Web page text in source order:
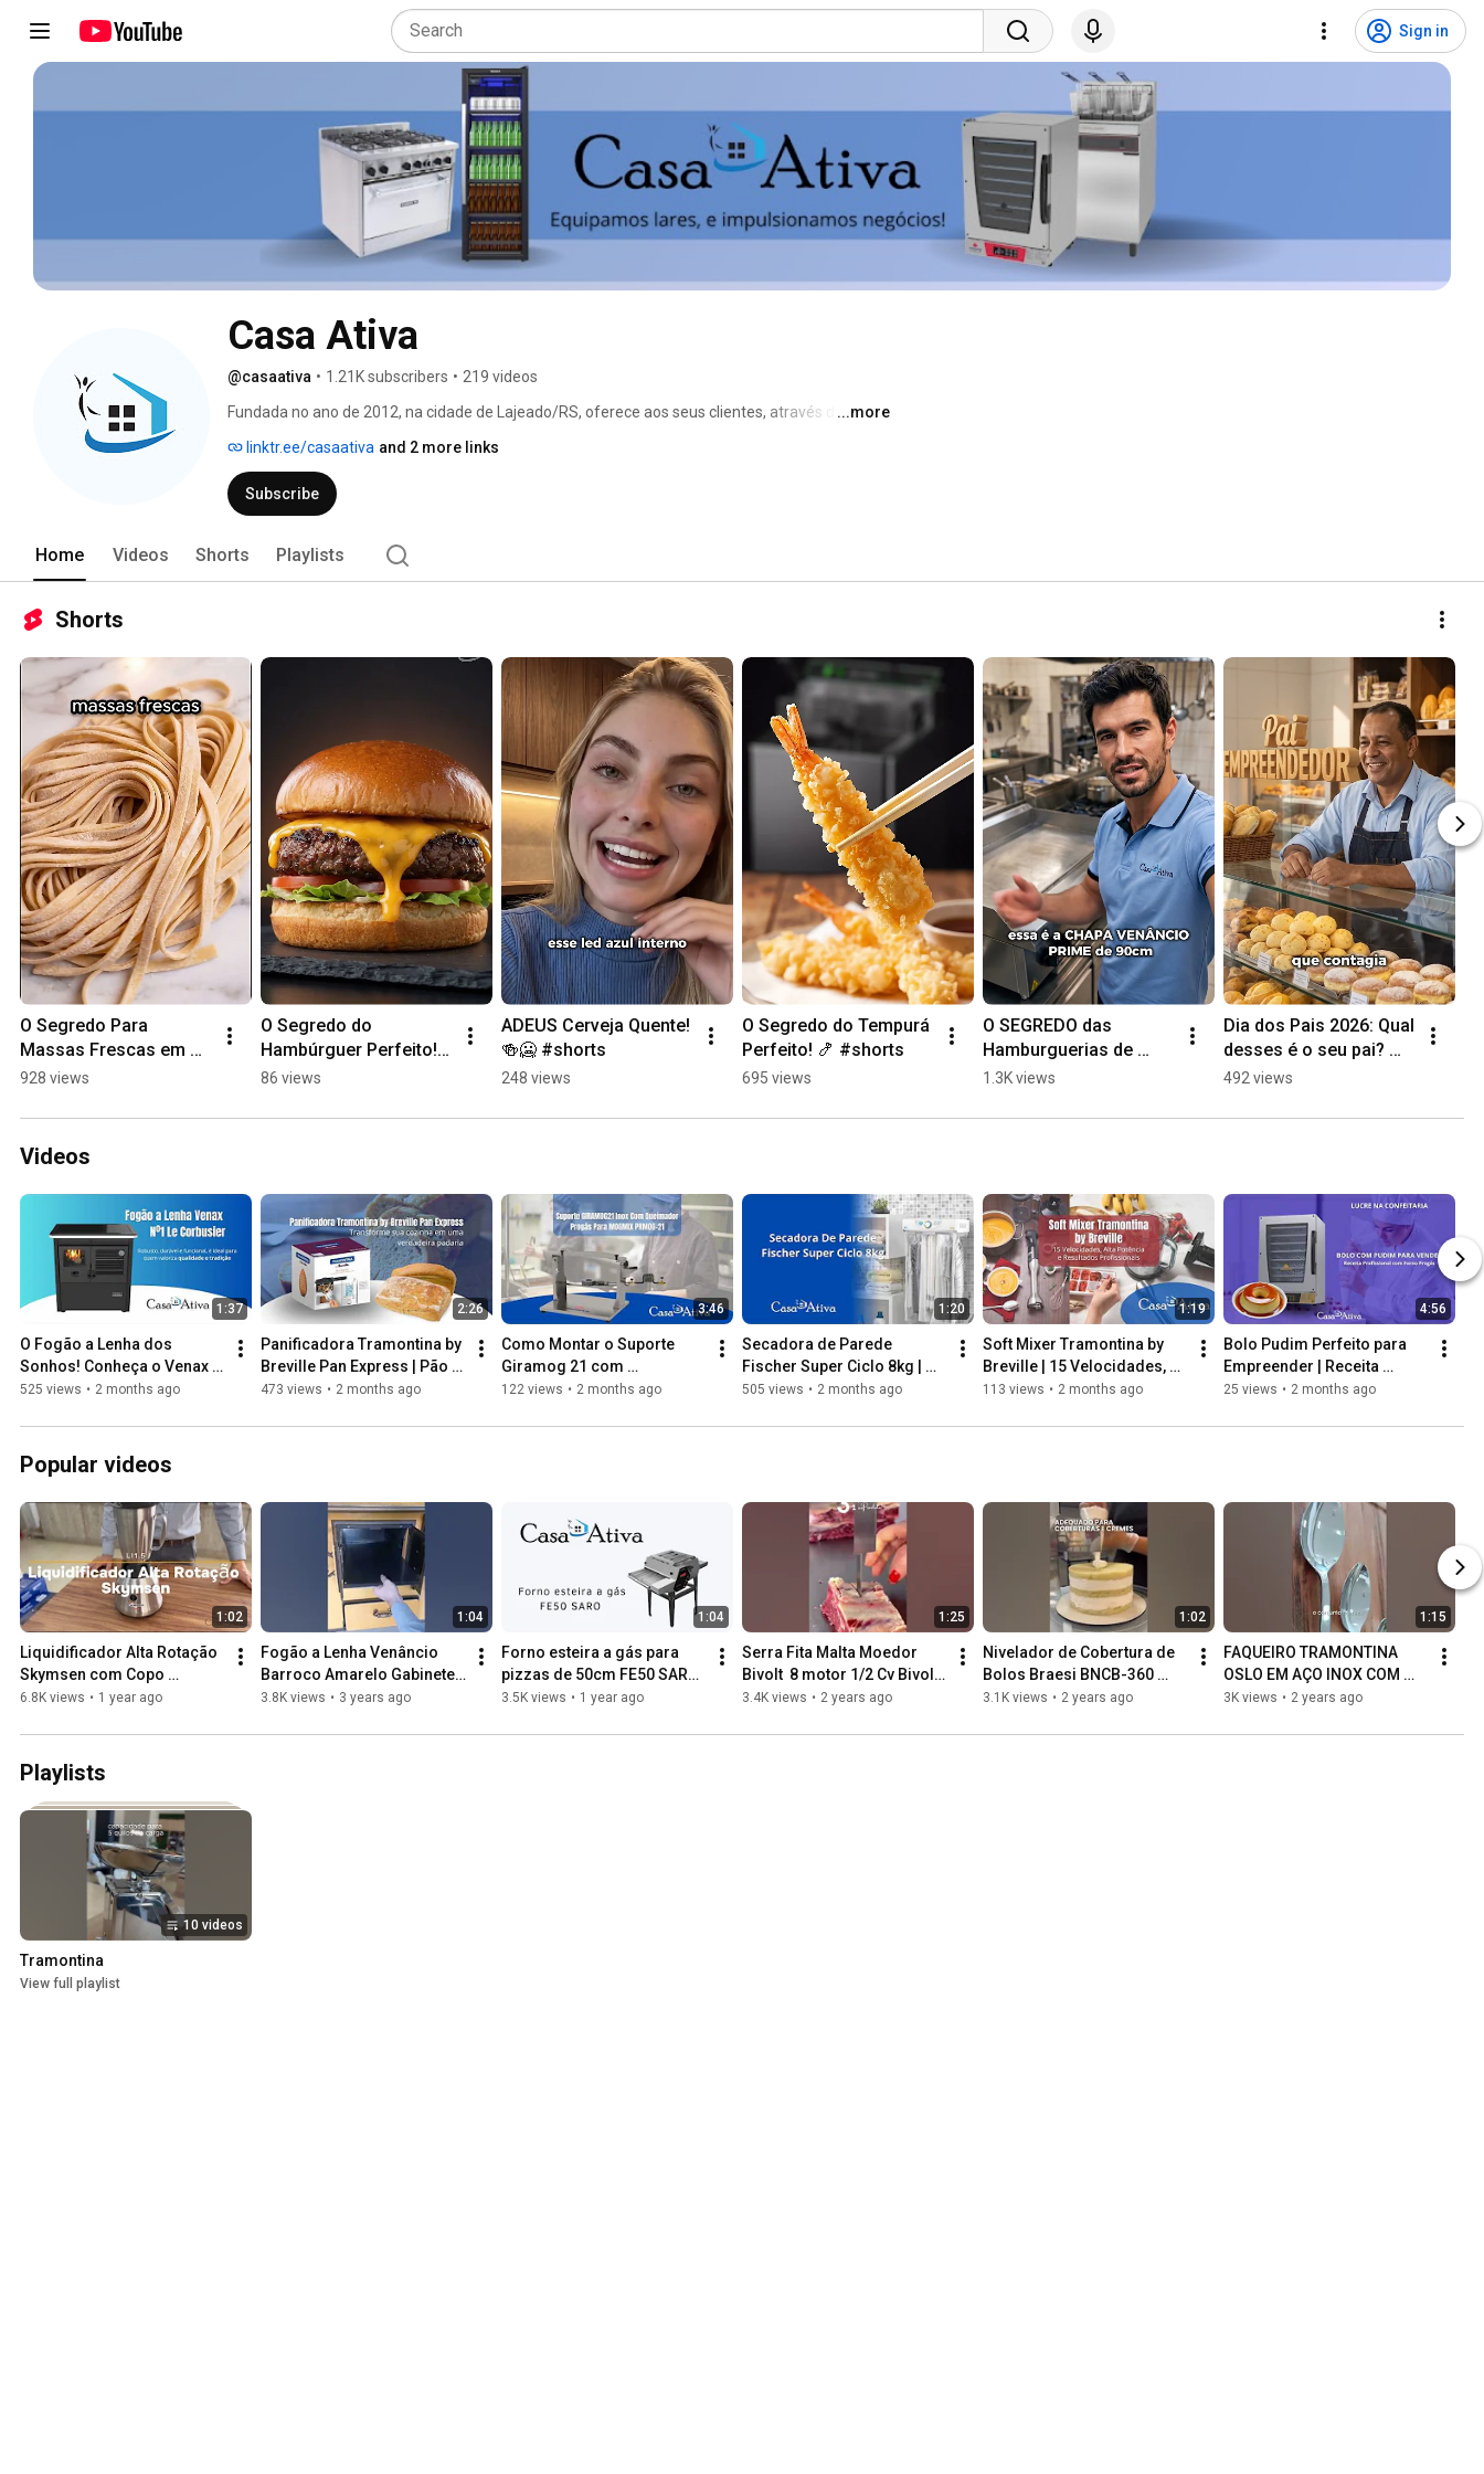
Sign in
Casa Ativa
@casaativa • 1.21K subscribers • 219 videos
Fundada no ano de 2012, na cidade de Lajeado/RS, oferece aos seus clientes, através da sua
profissionais de diversos ramos. Está sempre em busca de novidades, praticidades, beleza e
conforto para o bem estar do seu cliente.
...more
linktr.ee/casaativa and 2 more links
Subscribe
Home Videos Shorts Playlists
Shorts
O Segredo Para
Massas Frescas em
Segundos 🍝✨ #shorts
928 views
O Segredo do
Hambúrguer Perfeito!
🍔🔥 #shorts
86 views
ADEUS Cerveja Quente!
🍻🥶 #shorts
248 views
O Segredo do Tempurá
Perfeito! 🍤 #shorts
695 views
O SEGREDO das
Hamburguerias de
Sucesso! 🍔 #shorts
1.3K views
Dia dos Pais 2026: Qual
desses é o seu pai? 😂
#shorts
492 views
Videos
1:37
O Fogão a Lenha dos
Sonhos! Conheça o Venax
Le Corbusier com Chapa
#FogãoALenha
525 views • 2 months ago
2:26
Panificadora Tramontina by
Breville Pan Express | Pão
Fresquinho Todo Dia com
473 views • 2 months ago
3:46
Como Montar o Suporte
Giramog 21 com
Queimador Progás | Passo
122 views • 2 months ago
1:20
Secadora de Parede
Fischer Super Ciclo 8kg |
Compacta, Econômica e
505 views • 2 months ago
1:19
Soft Mixer Tramontina by
Breville | 15 Velocidades,
Alta Potência e Resultados
113 views • 2 months ago
4:56
Bolo Pudim Perfeito para
Empreender | Receita
Profissional e Alta
25 views • 2 months ago
Popular videos
1:02
Liquidificador Alta Rotação
Skymsen com Copo
Monobloco em Inox 1,5
6.8K views • 1 year ago
1:04
Fogão a Lenha Venâncio
Barroco Amarelo Gabinete
Nº03
3.8K views • 3 years ago
1:04
Forno esteira a gás para
pizzas de 50cm FE50 SARO |
Casa Ativa
3.5K views • 1 year ago
1:25
Serra Fita Malta Moedor
Bivolt  8 motor 1/2 Cv Bivolt
3101040
3.4K views • 2 years ago
1:02
Nivelador de Cobertura de
Bolos Braesi BNCB-360
Verde Bivolt B18287
3.1K views • 2 years ago
1:15
FAQUEIRO TRAMONTINA
OSLO EM AÇO INOX COM
FACAS DE MESA
101 PEÇAS 66985030
3K views • 2 years ago
Playlists
10 videos
Tramontina
View full playlist